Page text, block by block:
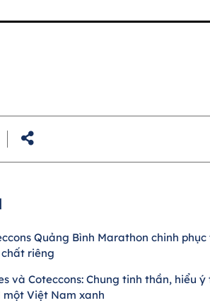
Quảng Bình Marathon chinh phục
riêng
và Coteccons: Chung tinh thần, hiểu
Việt Nam xanh